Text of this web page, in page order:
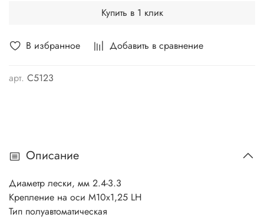
В избранное Добавить в сравнение
арт. C5123
Купить в 1 клик
Описание
Диаметр лески, мм 2.4-3.3
Крепление на оси М10х1,25 LH
Тип полуавтоматическая